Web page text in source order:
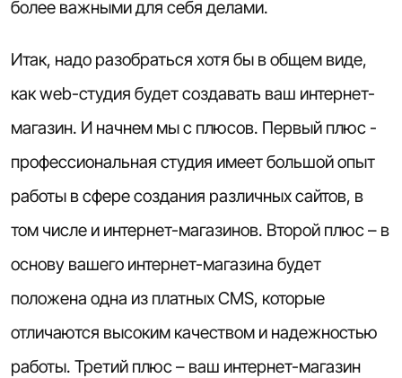
более важными для себя делами.
Итак, надо разобраться хотя бы в общем виде,
как web-студия будет создавать ваш интернет-
магазин. И начнем мы с плюсов. Первый плюс -
профессиональная студия имеет большой опыт
работы в сфере создания различных сайтов, в
том числе и интернет-магазинов. Второй плюс – в
основу вашего интернет-магазина будет
положена одна из платных CMS, которые
отличаются высоким качеством и надежностью
работы. Третий плюс – ваш интернет-магазин